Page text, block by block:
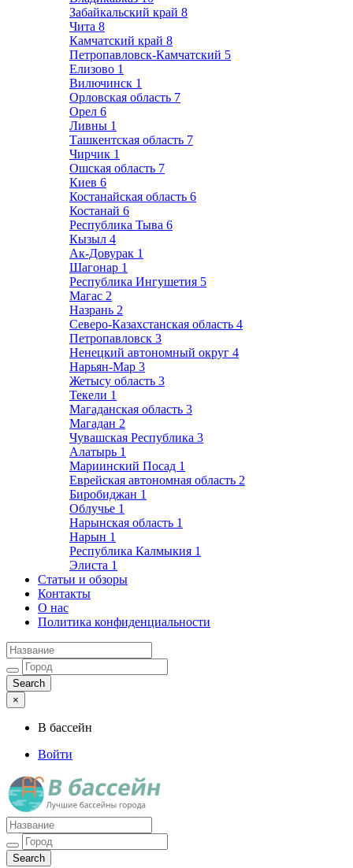
Забайкальский край 8
Чита 8
Камчатский край 8
Петропавловск-Камчатский 5
Елизово 1
Вилючинск 1
Орловская область 7
Орел 6
Ливны 1
Ташкентская область 7
Чирчик 1
Ошская область 7
Киев 6
Костанайская область 6
Костанай 6
Республика Тыва 6
Кызыл 4
Ак-Довурак 1
Шагонар 1
Республика Ингушетия 5
Магас 2
Назрань 2
Северо-Казахстанская область 4
Петропавловск 3
Ненецкий автономный округ 4
Нарьян-Мар 3
Жетысу область 3
Текели 1
Магаданская область 3
Магадан 2
Чувашская Республика 3
Алатырь 1
Мариинский Посад 1
Еврейская автономная область 2
Биробиджан 1
Облучье 1
Нарынская область 1
Нарын 1
Республика Калмыкия 1
Элиста 1
Статьи и обзоры
Контакты
О нас
Политика конфиденциальности
×
В бассейн
Войти
Лучшие бассейны города